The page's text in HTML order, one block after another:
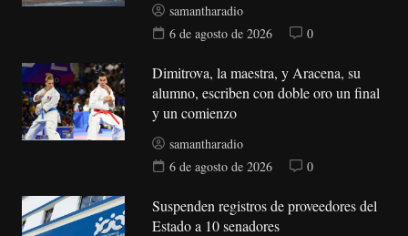
samantharadio
6 de agosto de 2026
0
Dimitrova, la maestra, y Aracena, su
alumno, escriben con doble oro un final
y un comienzo
samantharadio
6 de agosto de 2026
0
Suspenden registros de proveedores del
Estado a 10 senadores